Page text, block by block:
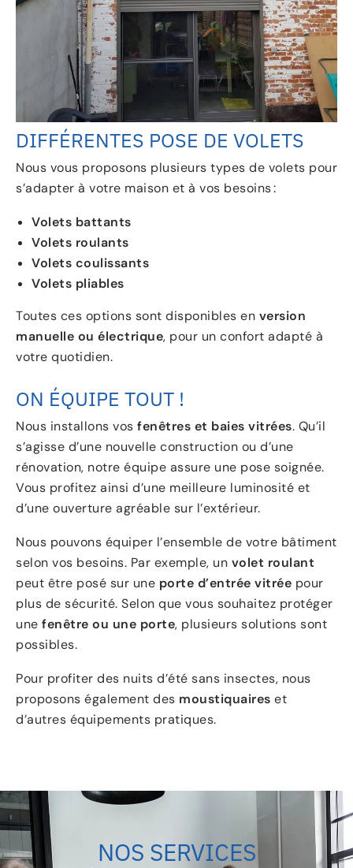
DIFFÉRENTES POSE DE VOLETS
Nous vous proposons plusieurs types de volets pour
s’adapter à votre maison et à vos besoins :
Volets battants
Volets roulants
Volets coulissants
Volets pliables
Toutes ces options sont disponibles en version
manuelle ou électrique, pour un confort adapté à
votre quotidien.
ON ÉQUIPE TOUT !
Nous installons vos fenêtres et baies vitrées. Qu’il
s’agisse d’une nouvelle construction ou d’une
rénovation, notre équipe assure une pose soignée.
Vous profitez ainsi d’une meilleure luminosité et
d’une ouverture agréable sur l’extérieur.
Nous pouvons équiper l’ensemble de votre bâtiment
selon vos besoins. Par exemple, un volet roulant
peut être posé sur une porte d’entrée vitrée pour
plus de sécurité. Selon que vous souhaitez protéger
une fenêtre ou une porte, plusieurs solutions sont
possibles.
Pour profiter des nuits d’été sans insectes, nous
proposons également des moustiquaires et
d’autres équipements pratiques.
NOS SERVICES